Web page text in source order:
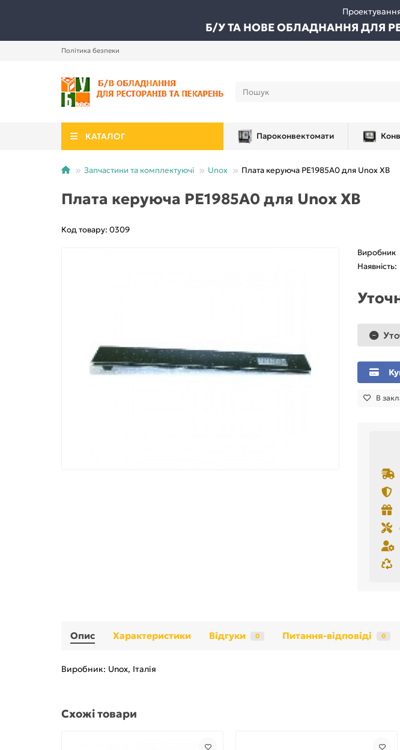
Б/У ТА НОВЕ ОБЛАДНАННЯ ДЛЯ
Політика безпеки
КАТАЛОГ Пароконвектомати
Запчастини та комплектуючі Unox Плата керуюча PE1985A0 для Unox XB
Плата керуюча PE1985A0 для Unox XB
Код товару: 0309
Виробник
Наявність:
В
Опис Характеристики Відгуки 0 Питання-відповіді 0
Виробник: Unox, Італія
Схожі товари